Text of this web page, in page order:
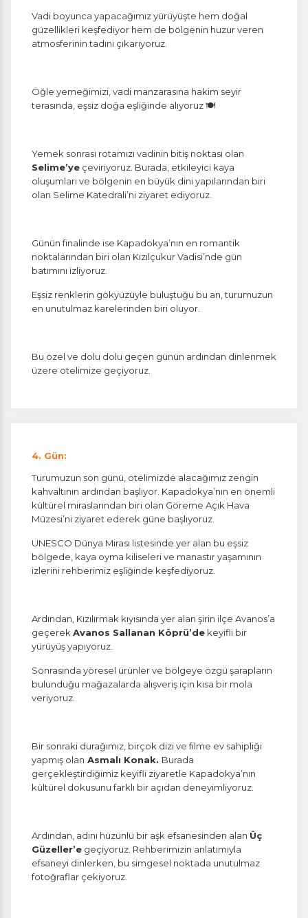
Vadi boyunca yapacağımız yürüyüşte hem doğal
güzellikleri keşfediyor hem de bölgenin huzur veren
atmosferinin tadını çıkarıyoruz.
Öğle yemeğimizi, vadi manzarasına hakim seyir
terasında, eşsiz doğa eşliğinde alıyoruz 🍽️
Yemek sonrası rotamızı vadinin bitiş noktası olan
Selime’ye çeviriyoruz. Burada, etkileyici kaya
oluşumları ve bölgenin en büyük dini yapılarından biri
olan Selime Katedrali’ni ziyaret ediyoruz.
Günün finalinde ise Kapadokya’nın en romantik
noktalarından biri olan Kızılçukur Vadisi’nde gün
batımını izliyoruz.
Eşsiz renklerin gökyüzüyle buluştuğu bu an, turumuzun
en unutulmaz karelerinden biri oluyor.
Bu özel ve dolu dolu geçen günün ardından dinlenmek
üzere otelimize geçiyoruz.
4. Gün:
Turumuzun son günü, otelimizde alacağımız zengin
kahvaltının ardından başlıyor. Kapadokya’nın en önemli
kültürel miraslarından biri olan Göreme Açık Hava
Müzesi’ni ziyaret ederek güne başlıyoruz.
UNESCO Dünya Mirası listesinde yer alan bu eşsiz
bölgede, kaya oyma kiliseleri ve manastır yaşamının
izlerini rehberimiz eşliğinde keşfediyoruz.
Ardından, Kızılırmak kıyısında yer alan şirin ilçe Avanos’a
geçerek Avanos Sallanan Köprü’de keyifli bir
yürüyüş yapıyoruz.
Sonrasında yöresel ürünler ve bölgeye özgü şarapların
bulunduğu mağazalarda alışveriş için kısa bir mola
veriyoruz.
Bir sonraki durağımız, birçok dizi ve filme ev sahipliği
yapmış olan Asmalı Konak. Burada
gerçekleştirdiğimiz keyifli ziyaretle Kapadokya’nın
kültürel dokusunu farklı bir açıdan deneyimliyoruz.
Ardından, adını hüzünlü bir aşk efsanesinden alan Üç
Güzeller’e geçiyoruz. Rehberimizin anlatımıyla
efsaneyi dinlerken, bu simgesel noktada unutulmaz
fotoğraflar çekiyoruz.